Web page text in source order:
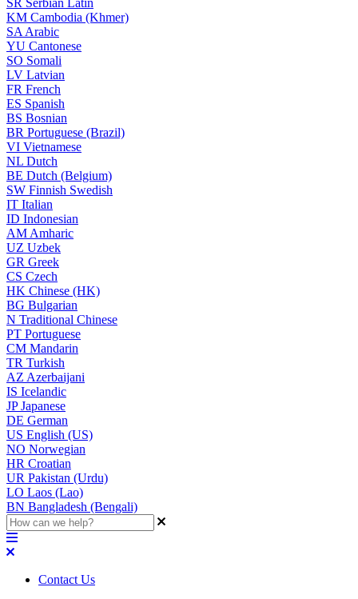
SR Serbian Latin
KM Cambodia (Khmer)
SA Arabic
YU Cantonese
SO Somali
LV Latvian
FR French
ES Spanish
BS Bosnian
BR Portuguese (Brazil)
VI Vietnamese
NL Dutch
BE Dutch (Belgium)
SW Finnish Swedish
IT Italian
ID Indonesian
AM Amharic
UZ Uzbek
GR Greek
CS Czech
HK Chinese (HK)
BG Bulgarian
N Traditional Chinese
PT Portuguese
CM Mandarin
TR Turkish
AZ Azerbaijani
IS Icelandic
JPJapanese
DE German
US English (US)
NO Norwegian
HR Croatian
UR Pakistan (Urdu)
LO Laos (Lao)
BN Bangladesh (Bengali)
Contact Us